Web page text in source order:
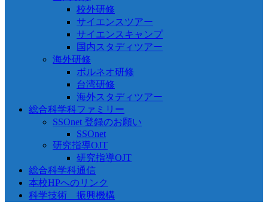
校外研修
サイエンスツアー
サイエンスキャンプ
国内スタディツアー
海外研修
ボルネオ研修
台湾研修
海外スタディツアー
総合科学科ファミリー
SSOnet 登録のお願い
SSOnet
研究指導OJT
研究指導OJT
総合科学科通信
本校HPへのリンク
科学技術 振興機構